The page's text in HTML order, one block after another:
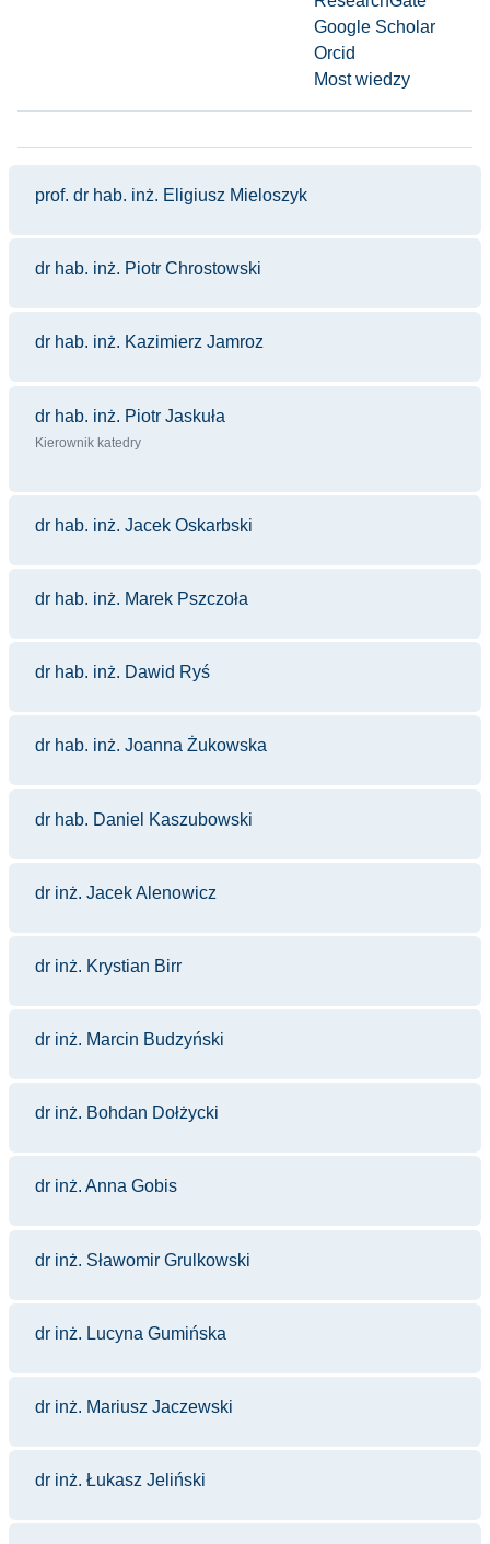
Google Scholar
Orcid
Most wiedzy
prof. dr hab. inż. Eligiusz Mieloszyk
dr hab. inż. Piotr Chrostowski
dr hab. inż. Kazimierz Jamroz
dr hab. inż. Piotr Jaskuła
Kierownik katedry
dr hab. inż. Jacek Oskarbski
dr hab. inż. Marek Pszczoła
dr hab. inż. Dawid Ryś
dr hab. inż. Joanna Żukowska
dr hab. Daniel Kaszubowski
dr inż. Jacek Alenowicz
dr inż. Krystian Birr
dr inż. Marcin Budzyński
dr inż. Bohdan Dołżycki
dr inż. Anna Gobis
dr inż. Sławomir Grulkowski
dr inż. Lucyna Gumińska
dr inż. Mariusz Jaczewski
dr inż. Łukasz Jeliński